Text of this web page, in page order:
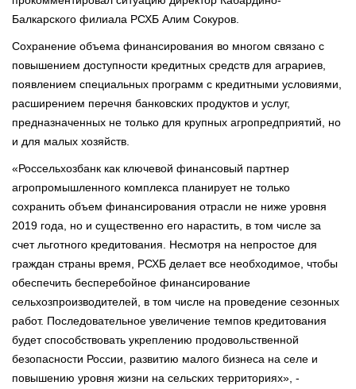
Балкарского филиала РСХБ Алим Сокуров.
Сохранение объема финансирования во многом связано с
повышением доступности кредитных средств для аграриев,
появлением специальных программ с кредитными условиями,
расширением перечня банковских продуктов и услуг,
предназначенных не только для крупных агропредприятий, но
и для малых хозяйств.
«Россельхозбанк как ключевой финансовый партнер
агропромышленного комплекса планирует не только
сохранить объем финансирования отрасли не ниже уровня
2019 года, но и существенно его нарастить, в том числе за
счет льготного кредитования. Несмотря на непростое для
граждан страны время, РСХБ делает все необходимое, чтобы
обеспечить бесперебойное финансирование
сельхозпроизводителей, в том числе на проведение сезонных
работ. Последовательное увеличение темпов кредитования
будет способствовать укреплению продовольственной
безопасности России, развитию малого бизнеса на селе и
повышению уровня жизни на сельских территориях», -